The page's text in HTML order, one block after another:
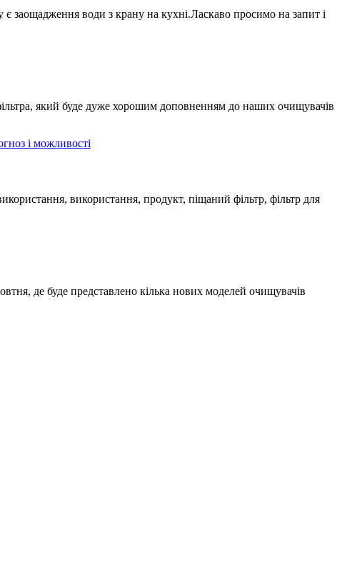
заощадження води з крану на кухні.Ласкаво просимо на запит і
який буде дуже хорошим доповненням до наших очищувачів
використання, продукт, піщаний фільтр, фільтр для
де буде представлено кілька нових моделей очищувачів